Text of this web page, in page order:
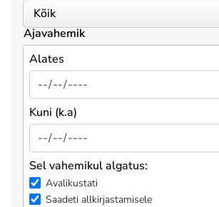
Ajavahemik
Alates
Kuni (k.a)
Sel vahemikul algatus:
Avalikustati
Saadeti allkirjastamisele